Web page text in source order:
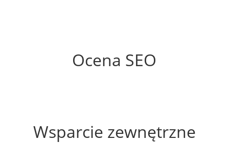
Ocena SEO
Wsparcie zewnętrzne